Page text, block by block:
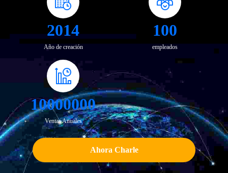
2014
Año de creación
100
empleados
10000000
Ventas Anuales
Ahora Charle